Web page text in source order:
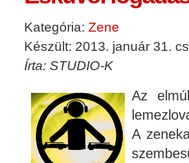
Kategória: Zene
Készült: 2013. január 31.
Írta: STUDIO-K
Az
A